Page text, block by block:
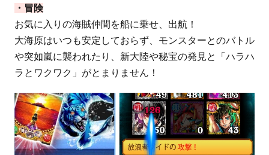
・冒険
お気に入りの海賊仲間を船に乗せ、出航！
大海原はいつも安定しておらず、モンスターとのバトル
や突如嵐に襲われたり、新大陸や秘宝の発見と「ハラハ
ラとワクワク」がとまりません！